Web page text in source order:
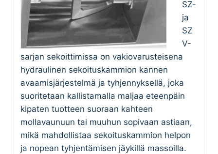
SZ-
ja
SZ
V-
sarjan sekoittimissa on vakiovarusteisena
hydraulinen sekoituskammion kannen
avaamisjärjestelmä ja tyhjennyksellä, joka
suoritetaan kallistamalla maljaa eteenpäin
kipaten tuotteen suoraan kahteen
mollavaunuun tai muuhun sopivaan astiaan,
mikä mahdollistaa sekoituskammion helpon
ja nopean tyhjentämisen jäykillä massoilla.